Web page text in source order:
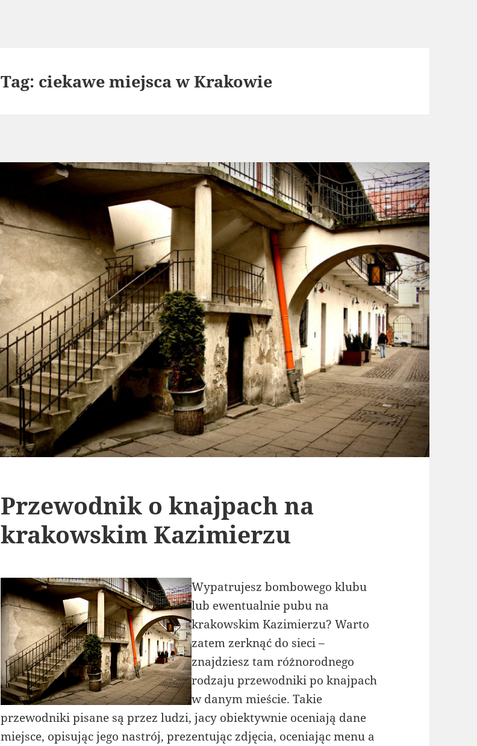
Tag: ciekawe miejsca w Krakowie
Przewodnik o knajpach na
krakowskim Kazimierzu
Wypatrujesz bombowego klubu
lub ewentualnie pubu na
krakowskim Kazimierzu? Warto
zatem zerknąć do sieci –
znajdziesz tam różnorodnego
rodzaju przewodniki po knajpach
w danym mieście. Takie
przewodniki pisane są przez ludzi, jacy obiektywnie oceniają dane
miejsce, opisując jego nastrój, prezentując zdjęcia, oceniając menu a